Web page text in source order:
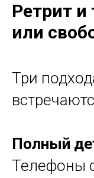
Ретрит и
или
Три
Полный
Телефоны